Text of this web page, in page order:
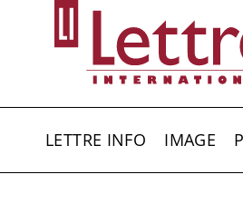
LETTRE INFO IMAGE